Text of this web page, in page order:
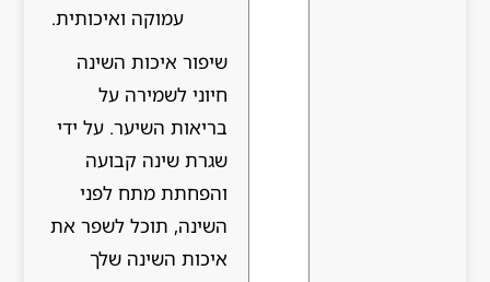
עמוקה ואיכותית.
שיפור איכות השינה
חיוני לשמירה על
בריאות השיער. על ידי
שגרת שינה קבועה
והפחתת מתח לפני
השינה, תוכל לשפר את
איכות השינה שלך